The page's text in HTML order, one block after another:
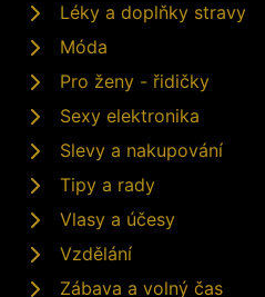
Léky a doplňky stravy
Móda
Pro ženy - řidičky
Sexy elektronika
Slevy a nakupování
Tipy a rady
Vlasy a účesy
Vzdělání
Zábava a volný čas